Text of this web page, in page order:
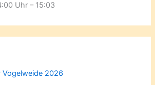
Uhr – 15:03
Vogelweide 2026